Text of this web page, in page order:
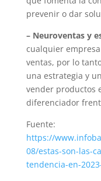
prevenir o dar
– Neuroventas y
cualquier
ventas, por lo
una estrategia y
vender productos
diferenciador
Fuente:
https://
08/estas-son-las-
tendencia-en-